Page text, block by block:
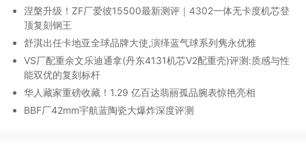
涅槃升级！ZF厂爱彼15500最新测评｜4302一体无卡度机芯登
顶复刻钢王
舒淇出任卡地亚全球品牌大使,演绎蓝气球系列隽永优雅
VS厂配重余文乐迪通拿(丹东4131机芯V2配重壳)评测:质感与性
能双优的复刻标杆
华人藏家重磅收藏！1.29 亿百达翡丽孤品腕表惊艳亮相
BBF厂42mm宇航蓝陶瓷大爆炸深度评测